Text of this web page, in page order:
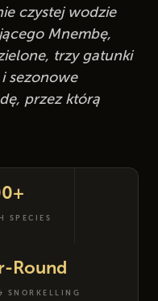
czystej wodzie
Mnembę,
trzy gatunki
sezonowe
przez którą
SPECIES
Round
SNORKELLING